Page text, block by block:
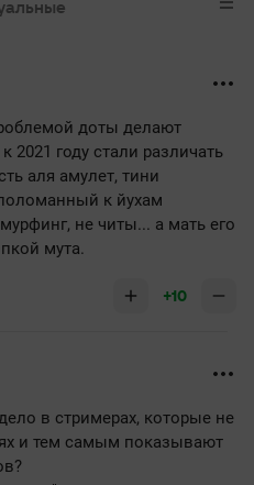
доты делают
2021 году стали различать
аля амулет, тини
к йухам
не читы... а мать его
мута.
+10
в стримерах, которые не
и тем самым показывают